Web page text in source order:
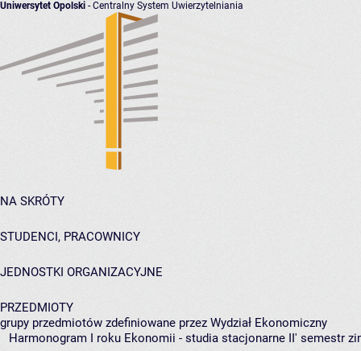
Uniwersytet Opolski - Centralny System Uwierzytelniania
NA SKRÓTY
STUDENCI, PRACOWNICY
JEDNOSTKI ORGANIZACYJNE
PRZEDMIOTY
grupy przedmiotów zdefiniowane przez Wydział Ekonomiczny
Harmonogram I roku Ekonomii - studia stacjonarne II' semestr